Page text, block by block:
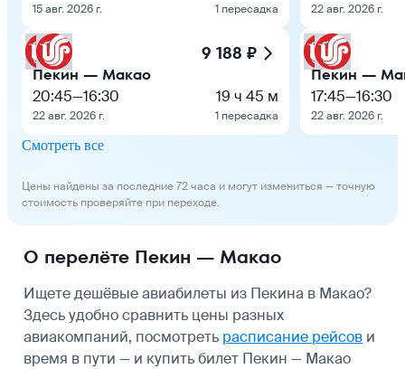
15 авг. 2026 г. 1 пересадка
9 188 ₽
Пекин — Макао
20:45—16:30
22 авг. 2026 г.
19 ч 45 м
1 пересадка
22 авг. 2026 г.
Пекин —
17:45—16:30
22 авг. 2026 г.
Смотреть все
Цены найдены за последние 72 часа и могут измениться — точную
стоимость проверяйте при переходе.
О перелёте Пекин — Макао
Ищете дешёвые авиабилеты из Пекина в Макао?
Здесь удобно сравнить цены разных
авиакомпаний, посмотреть расписание рейсов и
время в пути — и купить билет Пекин — Макао